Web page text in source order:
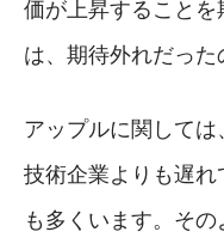
価が上昇すること
は、期待外れだった
アップルに関して
技術企業よりも遅
も多くいます。そ